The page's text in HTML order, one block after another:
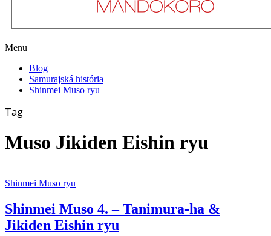
Menu
Blog
Samurajská história
Shinmei Muso ryu
Tag
Muso Jikiden Eishin ryu
Shinmei Muso ryu
Shinmei Muso 4. – Tanimura-ha &
Jikiden Eishin ryu